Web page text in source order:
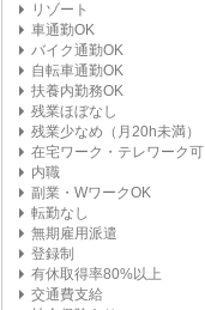
リゾート
車通勤OK
バイク通勤OK
自転車通勤OK
扶養内勤務OK
残業ほぼなし
残業少なめ（月20h未満）
在宅ワーク・テレワーク可
内職
副業・WワークOK
転勤なし
無期雇用派遣
登録制
有休取得率80%以上
交通費支給